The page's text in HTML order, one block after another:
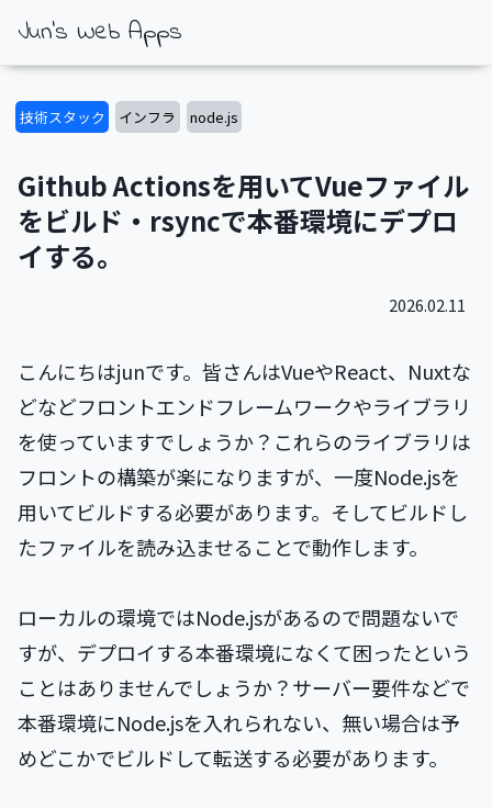
Jun's Web Apps
技術スタック インフラ node.js
Github Actionsを用いてVueファイル
をビルド・rsyncで本番環境にデプロ
イする。
2026.02.11
こんにちはjunです。皆さんはVueやReact、Nuxtな
どなどフロントエンドフレームワークやライブラリ
を使っていますでしょうか？これらのライブラリは
フロントの構築が楽になりますが、一度Node.jsを
用いてビルドする必要があります。そしてビルドし
たファイルを読み込ませることで動作します。
ローカルの環境ではNode.jsがあるので問題ないで
すが、デプロイする本番環境になくて困ったという
ことはありませんでしょうか？サーバー要件などで
本番環境にNode.jsを入れられない、無い場合は予
めどこかでビルドして転送する必要があります。